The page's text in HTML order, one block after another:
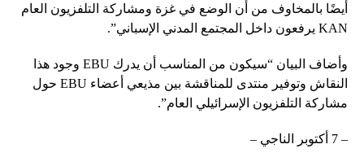
أيضًا بالمخاوف من أن الوضع في غزة ومشاركة التلفزيون العام
KAN يرفعون داخل المجتمع المدني الإسباني”.
وأضاف البيان “سيكون من المناسب أن يدرك EBU وجود هذا
النقاش وتوفير منتدى للمناقشة بين مذيعي أعضاء EBU حول
مشاركة التلفزيون الإسرائيلي العام”.
– 7 أكتوبر الناجي –